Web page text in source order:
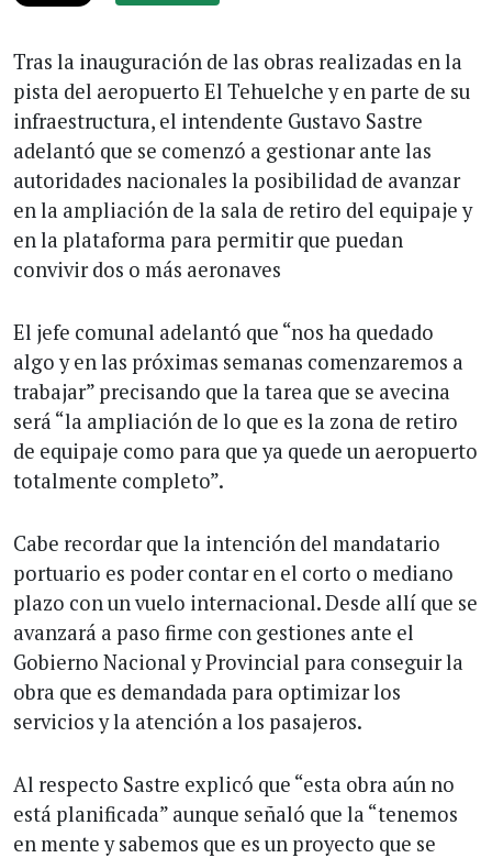
Tras la inauguración de las obras realizadas en la
pista del aeropuerto El Tehuelche y en parte de su
infraestructura, el intendente Gustavo Sastre
adelantó que se comenzó a gestionar ante las
autoridades nacionales la posibilidad de avanzar
en la ampliación de la sala de retiro del equipaje y
en la plataforma para permitir que puedan
convivir dos o más aeronaves
El jefe comunal adelantó que “nos ha quedado
algo y en las próximas semanas comenzaremos a
trabajar” precisando que la tarea que se avecina
será “la ampliación de lo que es la zona de retiro
de equipaje como para que ya quede un aeropuerto
totalmente completo”.
Cabe recordar que la intención del mandatario
portuario es poder contar en el corto o mediano
plazo con un vuelo internacional. Desde allí que se
avanzará a paso firme con gestiones ante el
Gobierno Nacional y Provincial para conseguir la
obra que es demandada para optimizar los
servicios y la atención a los pasajeros.
Al respecto Sastre explicó que “esta obra aún no
está planificada” aunque señaló que la “tenemos
en mente y sabemos que es un proyecto que se